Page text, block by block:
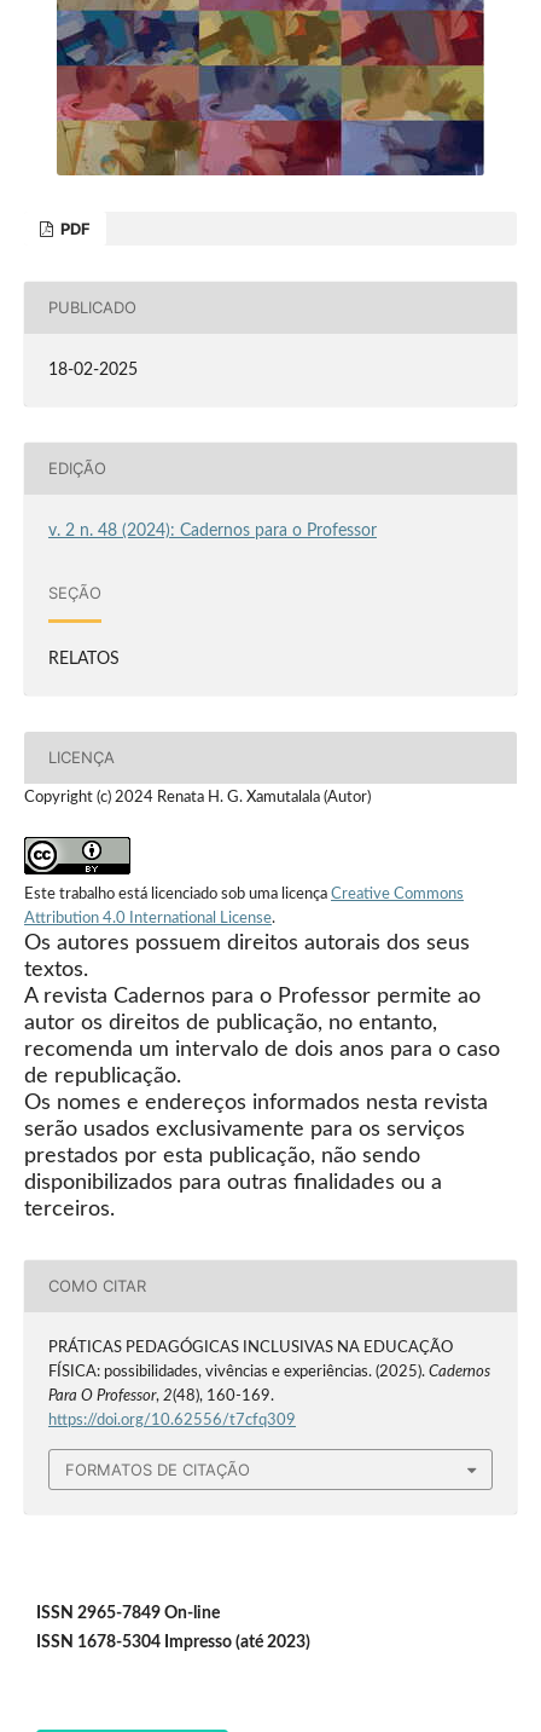
PDF
PUBLICADO
18-02-2025
EDIÇÃO
v. 2 n. 48 (2024): Cadernos para o Professor
SEÇÃO
RELATOS
LICENÇA
Copyright (c) 2024 Renata H. G. Xamutalala (Autor)
Este trabalho está licenciado sob uma licença Creative Commons
Attribution 4.0 International License.
Os autores possuem direitos autorais dos seus
textos.
A revista Cadernos para o Professor permite ao
autor os direitos de publicação, no entanto,
recomenda um intervalo de dois anos para o caso
de republicação.
Os nomes e endereços informados nesta revista
serão usados exclusivamente para os serviços
prestados por esta publicação, não sendo
disponibilizados para outras finalidades ou a
terceiros.
COMO CITAR
PRÁTICAS PEDAGÓGICAS INCLUSIVAS NA EDUCAÇÃO
FÍSICA: possibilidades, vivências e experiências. (2025). Cadernos
Para O Professor, 2(48), 160-169.
https://doi.org/10.62556/t7cfq309
FORMATOS DE CITAÇÃO
ISSN 2965-7849 On-line
ISSN 1678-5304 Impresso (até 2023)